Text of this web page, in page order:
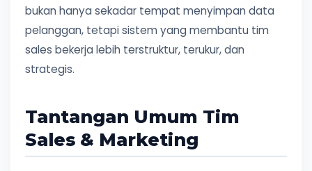
bukan hanya sekadar tempat menyimpan data
pelanggan, tetapi sistem yang membantu tim
sales bekerja lebih terstruktur, terukur, dan
strategis.
Tantangan Umum Tim
Sales & Marketing